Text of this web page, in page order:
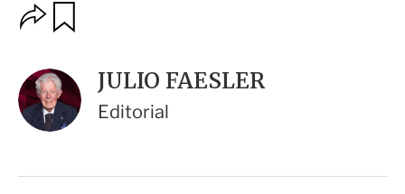
O
p
o
n
e
s
c
a
r
JULIO FAESLER
Editorial